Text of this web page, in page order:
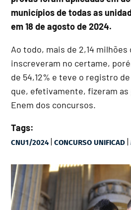
municípios de todas as
em 18 de agosto de 2024.
Ao todo, mais de 2,14 milhões
inscreveram no certame,
de 54,12% e teve o registro
que, efetivamente, fizeram as
Enem dos concursos.
Tags:
CNU1/2024|CONCURSO UNIFICAD |